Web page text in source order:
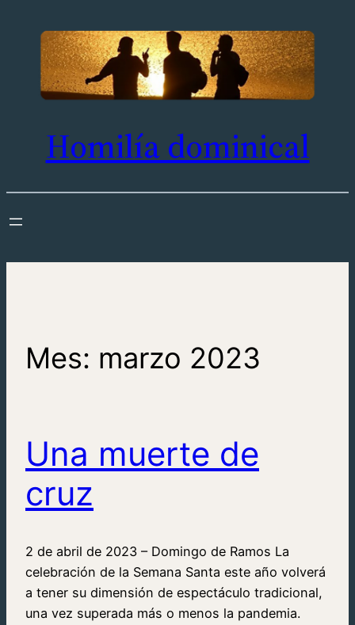
contenido
Homilía dominical
Mes: marzo 2023
Una muerte de
cruz
2 de abril de 2023 – Domingo de Ramos La
celebración de la Semana Santa este año volverá
a tener su dimensión de espectáculo tradicional,
una vez superada más o menos la pandemia.